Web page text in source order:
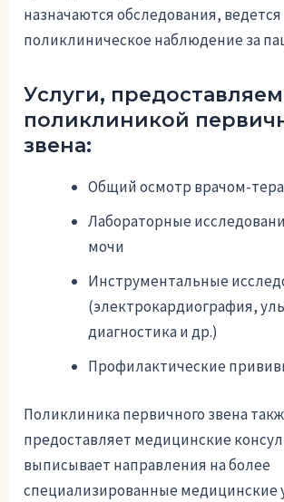
назначаются обследования, ведется
поликлиническое наблюдение за
Услуги,
поликлиникой
звена:
Общий осмотр врачом-
Лабораторные
мочи
Инструментальные
(электрокардиография,
диагностика и др.)
Профилактические
Поликлиника первичного звена
предоставляет медицинские
выписывает направления на более
специализированные медицинские